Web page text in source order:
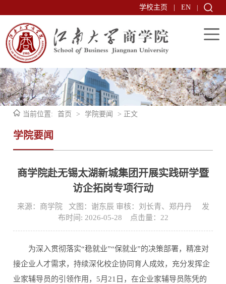
学校主页 EN
当前位置: 首页 > 学院要闻 > 正文
学院要闻
商学院赴无锡太湖新城集团开展实践研学暨
访企拓岗专项行动
来源：商学院 文图：谢东辰 审核：刘长青、郑丹丹 发
布时间: 2026-05-28 点击量： 22
为深入贯彻落实“稳就业”“保就业”的决策部署，精准对
接企业人才需求，持续深化校企协同育人成效，充分发挥企
业家辅导员的引领作用，5月21日，在企业家辅导员陈凭的